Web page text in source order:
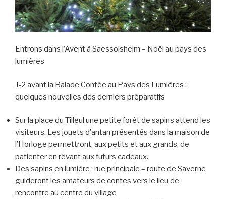
Entrons dans l’Avent à Saessolsheim – Noël au pays des
lumières
J-2 avant la Balade Contée au Pays des Lumières :
quelques nouvelles des derniers préparatifs
Sur la place du Tilleul une petite forêt de sapins attend les
visiteurs. Les jouets d’antan présentés dans la maison de
l’Horloge permettront, aux petits et aux grands, de
patienter en rêvant aux futurs cadeaux.
Des sapins en lumière : rue principale – route de Saverne
guideront les amateurs de contes vers le lieu de
rencontre au centre du village